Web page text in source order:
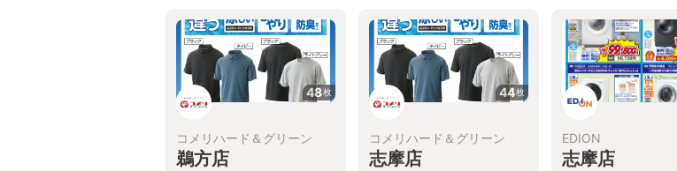
48枚
コメリハード＆グリーン
鵜方店
44枚
コメリハード＆グリーン
志摩店
EDION
志摩店